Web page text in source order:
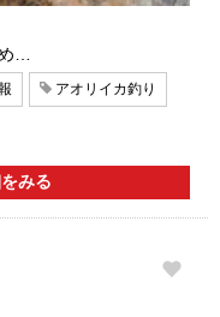
…
アオリイカ釣り
みる